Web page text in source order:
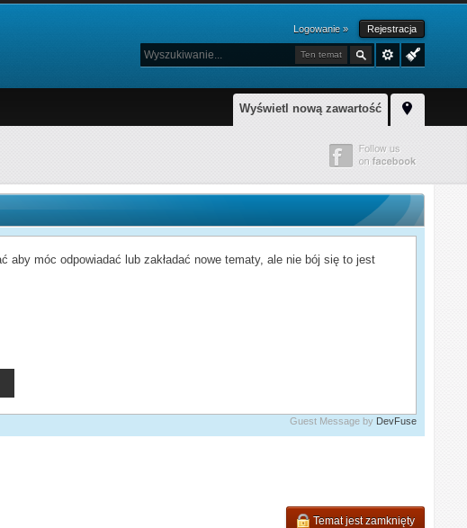
Logowanie » Rejestracja
Ten temat
Wyświetl nową zawartość
móc odpowiadać lub zakładać nowe tematy, ale nie bój się to jest
Guest Message by DevFuse
Temat jest zamknięty